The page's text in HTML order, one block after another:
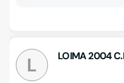
L LOIMA 2004